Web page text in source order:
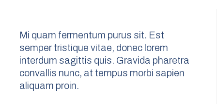
Mi quam fermentum purus sit. Est
semper tristique vitae, donec lorem
interdum sagittis quis. Gravida pharetra
convallis nunc, at tempus morbi sapien
aliquam proin.